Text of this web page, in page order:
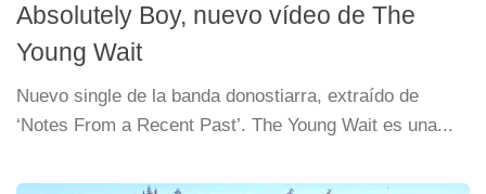
Absolutely Boy, nuevo vídeo de The
Young Wait
Nuevo single de la banda donostiarra, extraído de
‘Notes From a Recent Past’. The Young Wait es una...